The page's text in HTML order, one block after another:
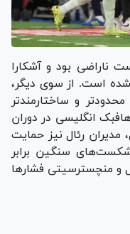
ناراضی بود و آشکارا
است. از سوی دیگر،
محدودتر و ساختارمندتر
انگلیسی در دوران
رئال نیز حمایت
سنگین برابر
و منچسترسیتی فشار‌ها